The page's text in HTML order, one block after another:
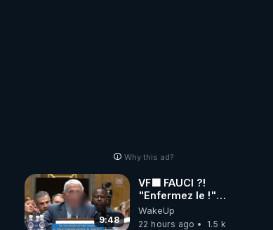
Why this ad?
9:48
VF🟩 FAUCI ?!
"Enfermez le !"
(Lock him up!) -
Quartz Traduction
WakeUp
22 hours ago
1.5 k